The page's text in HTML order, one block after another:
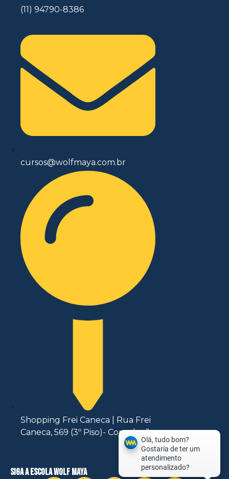
(11) 94790-8386
cursos@wolfmaya.com.br
Shopping Frei Caneca | Rua Frei
Caneca, 569 (3º Piso)- Consolação
siga a escola wolf maya